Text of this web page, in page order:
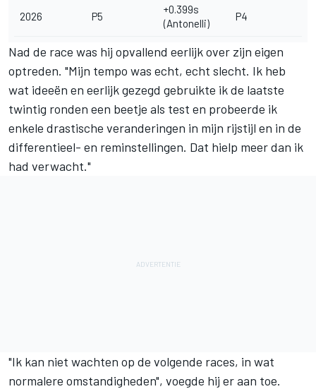
2026 P5
+0.399s
(Antonelli)
P4
Nad de race was hij opvallend eerlijk over zijn eigen
optreden. "Mijn tempo was echt, echt slecht. Ik heb
wat ideeën en eerlijk gezegd gebruikte ik de laatste
twintig ronden een beetje als test en probeerde ik
enkele drastische veranderingen in mijn rijstijl en in de
differentieel- en reminstellingen. Dat hielp meer dan ik
had verwacht."
"Ik kan niet wachten op de volgende races, in wat
normalere omstandigheden", voegde hij er aan toe.